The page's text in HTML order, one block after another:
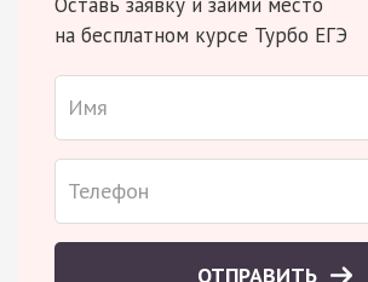
на бесплатном курсе Турбо ЕГЭ
ОТПРАВИТЬ